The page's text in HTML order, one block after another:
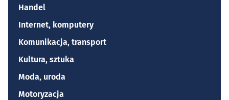
Handel
Internet, komputery
Komunikacja, transport
Kultura, sztuka
Moda, uroda
Motoryzacja